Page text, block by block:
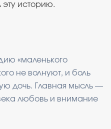
историю.
«маленького
не волнуют, и боль
дочь. Главная мысль —
любовь и внимание